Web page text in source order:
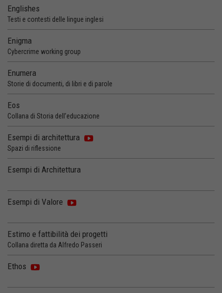
Englishes
Testi e contesti delle lingue inglesi
Enigma
Cybercrime working group
Enumera
Storie di documenti, di libri e di parole
Eos
Collana di Storia dell’educazione
Esempi di architettura
Spazi di riflessione
Esempi di Architettura
Esempi di Valore
Estimo e fattibilità dei progetti
Collana diretta da Alfredo Passeri
Ethos